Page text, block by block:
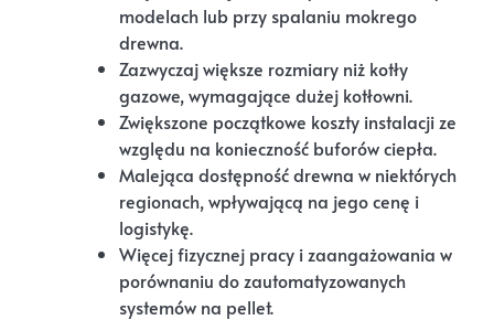
modelach lub przy spalaniu mokrego
drewna.
Zazwyczaj większe rozmiary niż kotły
gazowe, wymagające dużej kotłowni.
Zwiększone początkowe koszty instalacji ze
względu na konieczność buforów ciepła.
Malejąca dostępność drewna w niektórych
regionach, wpływającą na jego cenę i
logistykę.
Więcej fizycznej pracy i zaangażowania w
porównaniu do zautomatyzowanych
systemów na pellet.